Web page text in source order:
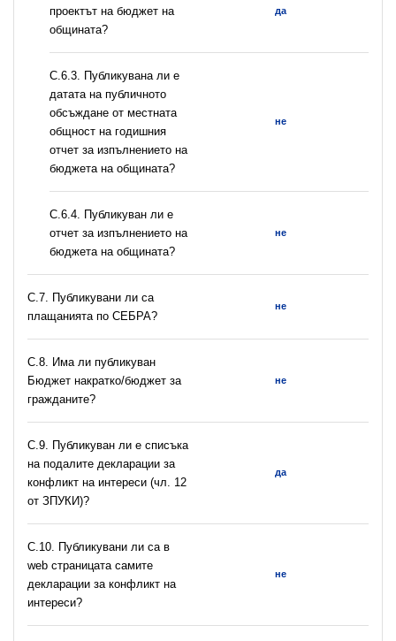
проектът на бюджет на
общината?
да
С.6.3. Публикувана ли е
датата на публичното
обсъждане от местната
общност на годишния
отчет за изпълнението на
бюджета на общината?
не
С.6.4. Публикуван ли е
отчет за изпълнението на
бюджета на общината?
не
С.7. Публикувани ли са
плащанията по СЕБРА?
не
С.8. Има ли публикуван
Бюджет накратко/бюджет за
гражданите?
не
C.9. Публикуван ли е списъка
на подалите декларации за
конфликт на интереси (чл. 12
от ЗПУКИ)?
да
C.10. Публикувани ли са в
web страницата самите
декларации за конфликт на
интереси?
не